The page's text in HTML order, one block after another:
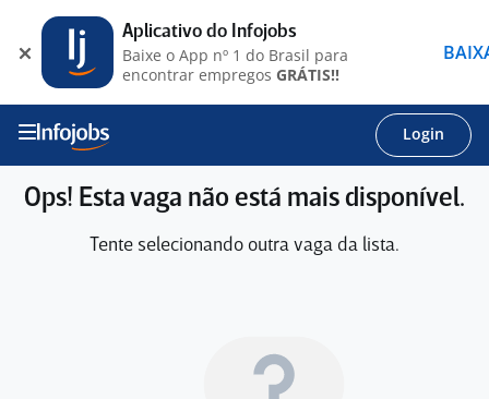
Login
Ops! Esta vaga não está mais disponível.
Tente selecionando outra vaga da lista.
Aplicativo do Infojobs
Baixe o App nº 1 do Brasil para
encontrar empregos GRÁTIS!!